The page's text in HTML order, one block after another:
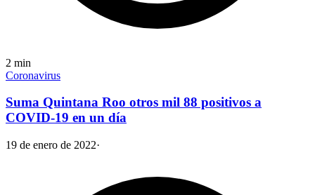
2 min
Coronavirus
Suma Quintana Roo otros mil 88 positivos a
COVID-19 en un día
19 de enero de 2022·